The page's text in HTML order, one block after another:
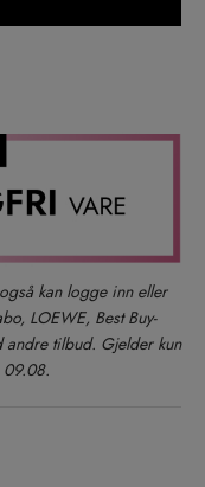
kan logge inn eller
LOEWE, Best Buy-
andre tilbud. Gjelder kun
09.08.